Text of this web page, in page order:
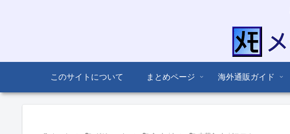
このサイトについて まとめページ 海外通販ガイド